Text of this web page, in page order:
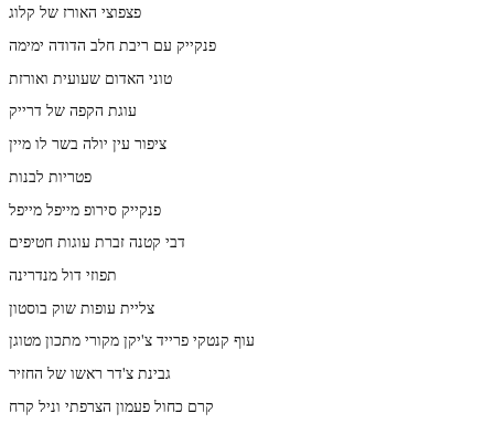
פצפוצי האורז של קלוג
פנקייק עם ריבת חלב הדודה ימימה
טוני האדום שעועית ואורזת
עוגת הקפה של דרייק
ציפור עין יולה בשר לו מיין
פטריות לבנות
פנקייק סירופ מייפל מייפל
דבי קטנה זברת עוגות חטיפים
תפוזי דול מנדרינה
צליית עופות שוק בוסטון
עוף קנטקי פרייד צ'יקן מקורי מתכון מטוגן
גבינת צ'דר ראשו של החזיר
קרם כחול פעמון הצרפתי וניל קרח